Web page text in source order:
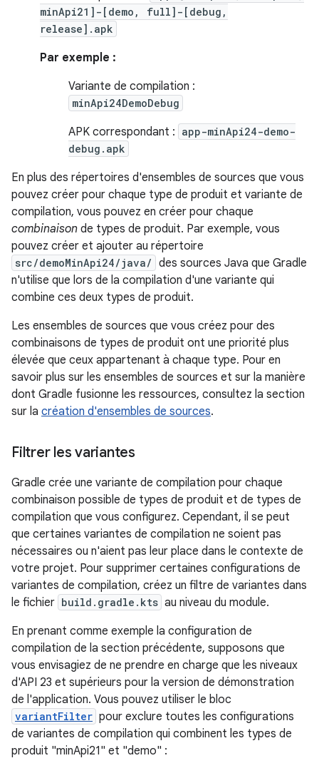
minApi21]-[demo, full]-[debug,
release].apk
Par exemple :
Variante de compilation :
minApi24DemoDebug
APK correspondant : app-minApi24-demo-
debug.apk
En plus des répertoires d'ensembles de sources que vous
pouvez créer pour chaque type de produit et variante de
compilation, vous pouvez en créer pour chaque
combinaison de types de produit. Par exemple, vous
pouvez créer et ajouter au répertoire
src/demoMinApi24/java/ des sources Java que Gradle
n'utilise que lors de la compilation d'une variante qui
combine ces deux types de produit.
Les ensembles de sources que vous créez pour des
combinaisons de types de produit ont une priorité plus
élevée que ceux appartenant à chaque type. Pour en
savoir plus sur les ensembles de sources et sur la manière
dont Gradle fusionne les ressources, consultez la section
sur la création d'ensembles de sources.
Filtrer les variantes
Gradle crée une variante de compilation pour chaque
combinaison possible de types de produit et de types de
compilation que vous configurez. Cependant, il se peut
que certaines variantes de compilation ne soient pas
nécessaires ou n'aient pas leur place dans le contexte de
votre projet. Pour supprimer certaines configurations de
variantes de compilation, créez un filtre de variantes dans
le fichier build.gradle.kts au niveau du module.
En prenant comme exemple la configuration de
compilation de la section précédente, supposons que
vous envisagiez de ne prendre en charge que les niveaux
d'API 23 et supérieurs pour la version de démonstration
de l'application. Vous pouvez utiliser le bloc
variantFilter pour exclure toutes les configurations
de variantes de compilation qui combinent les types de
produit "minApi21" et "demo" :